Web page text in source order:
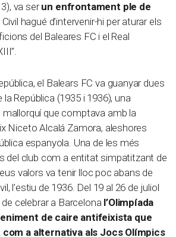
va serun enfrontament ple de
Civil hagué d’intervenir-hi per aturar els
del Baleares FC i el Real
el Balears FC va guanyar dues
República (1935 i 1936), una
que comptava amb la
Niceto Alcalá Zamora, aleshores
espanyola. Una de les més
del club com a entitat simpatitzant de
valors va tenir lloc poc abans de
l’estiu de 1936. Del 19 al 26 de juliol
de celebrar a Barcelona l’Olimpíada
de caire antifeixista que
com a alternativa als Jocs Olímpics